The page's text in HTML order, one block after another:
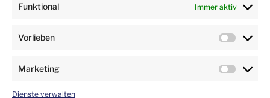
Funktional Immer aktiv
Vorlieben
Marketing
Dienste verwalten